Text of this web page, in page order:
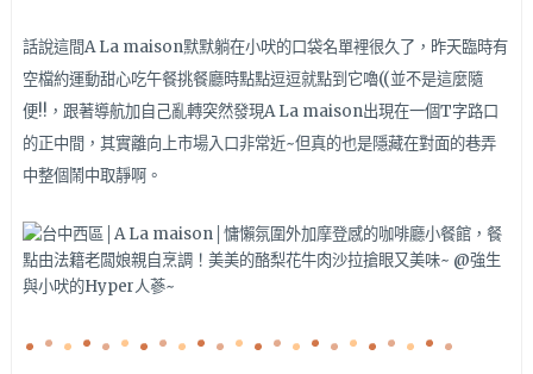
話說這間A La maison默默躺在小吠的口袋名單裡很久了，昨天臨時有
空檔約運動甜心吃午餐挑餐廳時點點逗逗就點到它嚕((並不是這麼隨
便!!，跟著導航加自己亂轉突然發現A La maison出現在一個T字路口
的正中間，其實離向上市場入口非常近~但真的也是隱藏在對面的巷弄
中整個鬧中取靜啊。